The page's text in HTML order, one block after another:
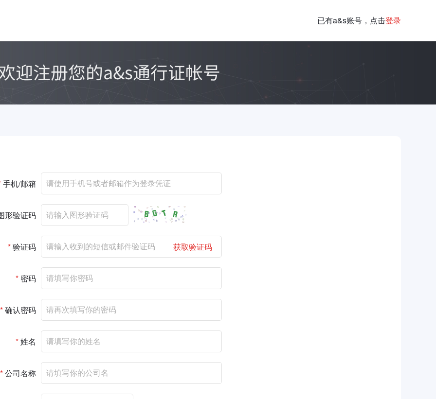
已有a&s账号，点击登录
手机/邮箱
形验证码
*验证码 获取验证码
* 密码
*确认密码
*姓名
*公司名称